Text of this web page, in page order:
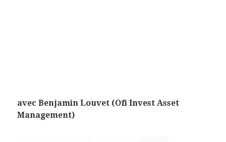
avec Benjamin Louvet (Ofi Invest Asset
Management)